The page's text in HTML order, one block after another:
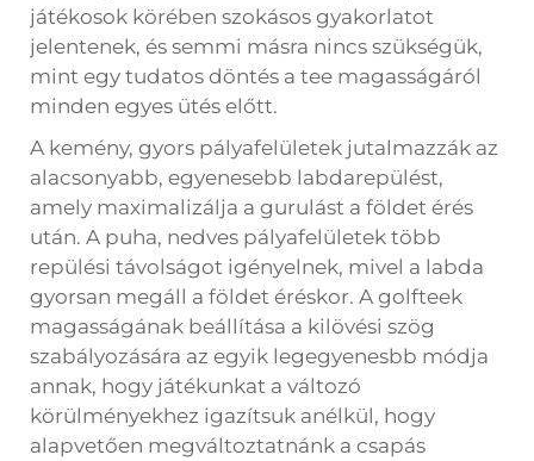
játékosok körében szokásos gyakorlatot
jelentenek, és semmi másra nincs szükségük,
mint egy tudatos döntés a tee magasságáról
minden egyes ütés előtt.
A kemény, gyors pályafelületek jutalmazzák az
alacsonyabb, egyenesebb labdarepülést,
amely maximalizálja a gurulást a földet érés
után. A puha, nedves pályafelületek több
repülési távolságot igényelnek, mivel a labda
gyorsan megáll a földet éréskor. A golfteek
magasságának beállítása a kilövési szög
szabályozására az egyik legegyenesbb módja
annak, hogy játékunkat a változó
körülményekhez igazítsuk anélkül, hogy
alapvetően megváltoztatnánk a csapás